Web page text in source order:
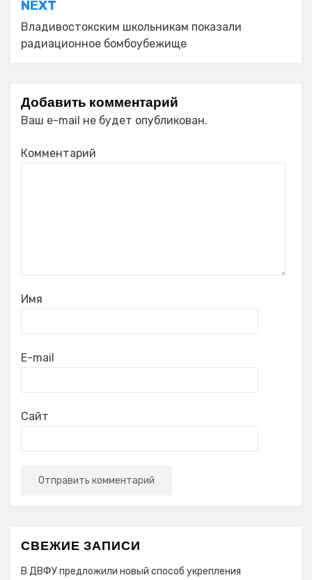
NEXT
Владивостокским школьникам показали
радиационное бомбоубежище
Добавить комментарий
Ваш e-mail не будет опубликован.
Комментарий
Имя
E-mail
Сайт
СВЕЖИЕ ЗАПИСИ
В ДВФУ предложили новый способ укрепления